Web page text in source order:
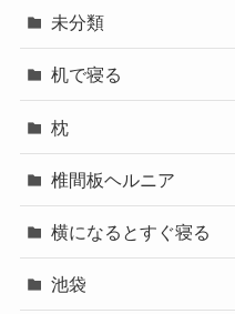
未分類
机で寝る
枕
椎間板ヘルニア
横になるとすぐ寝る
池袋